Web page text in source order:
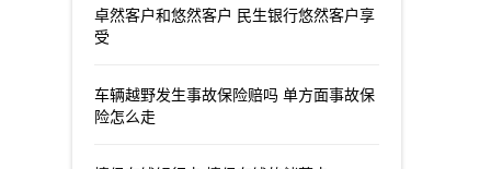
卓然客户和悠然客户 民生银行悠然客户享
受
车辆越野发生事故保险赔吗 单方面事故保
险怎么走